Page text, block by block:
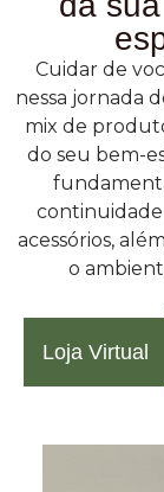
Cuidar de
nessa jornada
mix de
do seu bem-
continuidade
acessórios,
o
Loja Virtual